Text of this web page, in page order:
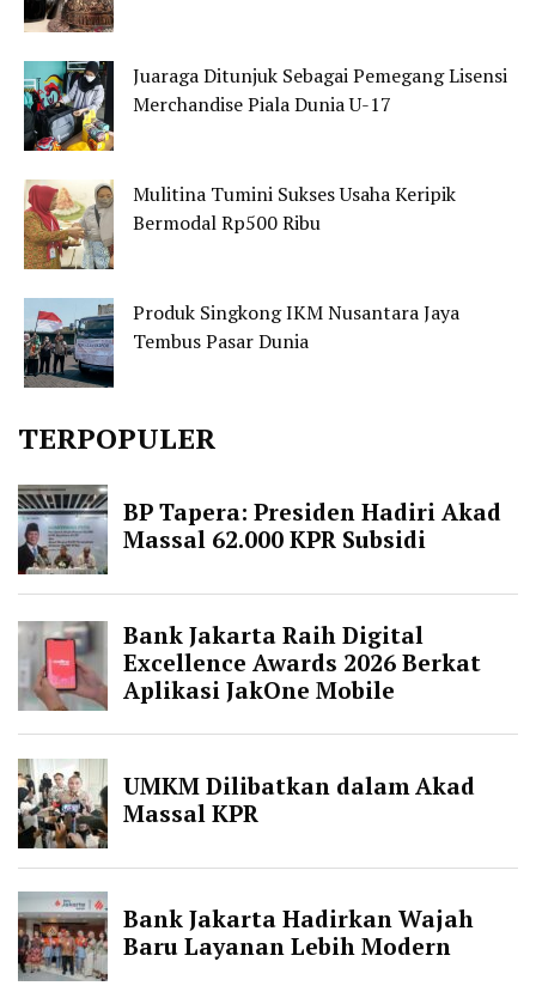
Juaraga Ditunjuk Sebagai Pemegang Lisensi
Merchandise Piala Dunia U-17
Mulitina Tumini Sukses Usaha Keripik
Bermodal Rp500 Ribu
Produk Singkong IKM Nusantara Jaya
Tembus Pasar Dunia
TERPOPULER